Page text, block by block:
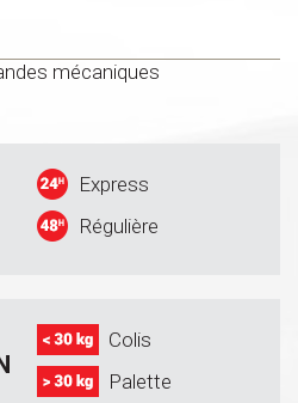
mécaniques
Express
Régulière
Colis
Palette